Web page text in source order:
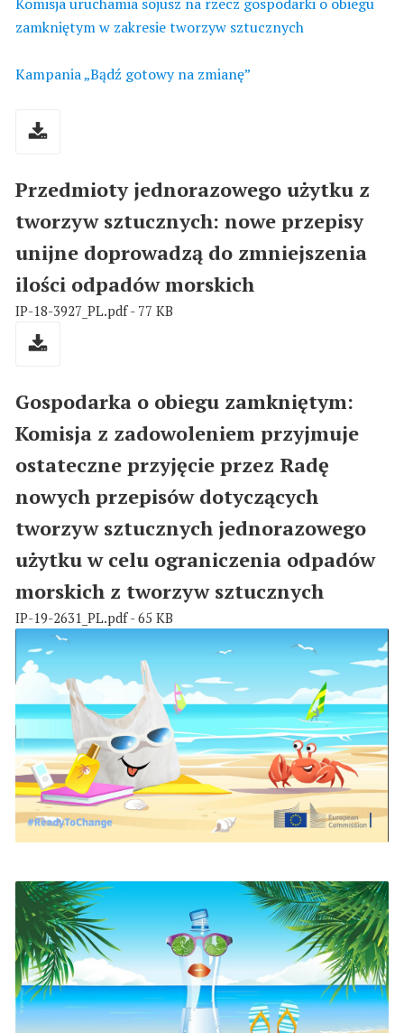
zamkniętym w zakresie tworzyw sztucznych
Kampania „Bądź gotowy na zmianę”
Przedmioty jednorazowego użytku z
tworzyw sztucznych: nowe przepisy
unijne doprowadzą do zmniejszenia
ilości odpadów morskich
IP-18-3927_PL.pdf - 77 KB
Gospodarka o obiegu zamkniętym:
Komisja z zadowoleniem przyjmuje
ostateczne przyjęcie przez Radę
nowych przepisów dotyczących
tworzyw sztucznych jednorazowego
użytku w celu ograniczenia odpadów
morskich z tworzyw sztucznych
IP-19-2631_PL.pdf - 65 KB